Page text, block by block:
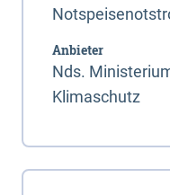
Anbieter
Nds.
Klimaschutz